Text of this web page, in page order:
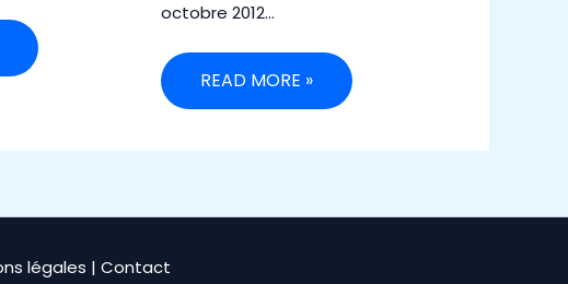
octobre 2012…
READ MORE »
légales | Contact